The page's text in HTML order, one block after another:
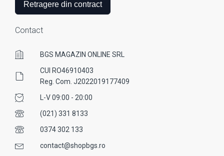
Retragere din contract
Contact
BGS MAGAZIN ONLINE SRL
CUI RO46910403
Reg. Com. J2022019177409
L-V 09:00 - 20:00
(021) 331 8133
0374 302 133
contact@shopbgs.ro